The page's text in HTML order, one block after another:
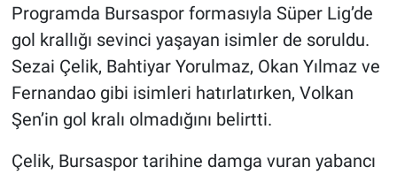
Programda Bursaspor formasıyla Süper Lig’de
gol krallığı sevinci yaşayan isimler de soruldu.
Sezai Çelik, Bahtiyar Yorulmaz, Okan Yılmaz ve
Fernandao gibi isimleri hatırlatırken, Volkan
Şen’in gol kralı olmadığını belirtti.
Çelik, Bursaspor tarihine damga vuran yabancı